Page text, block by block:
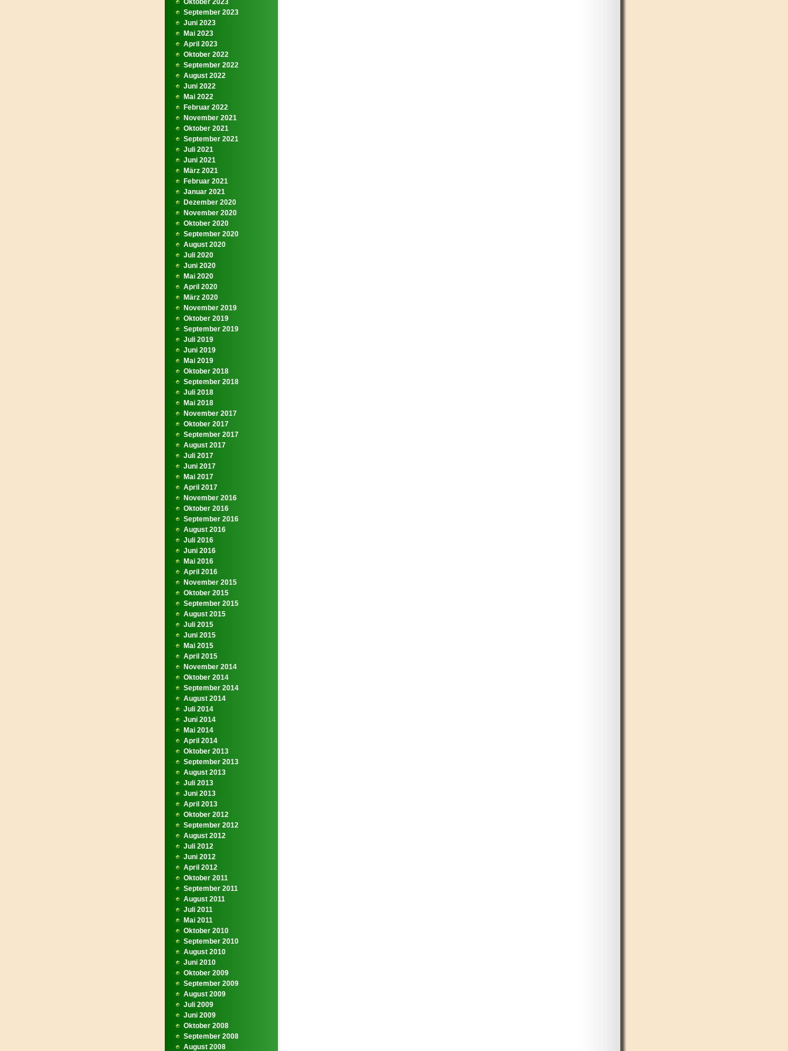
Oktober 2023
September 2023
Juni 2023
Mai 2023
April 2023
Oktober 2022
September 2022
August 2022
Juni 2022
Mai 2022
Februar 2022
November 2021
Oktober 2021
September 2021
Juli 2021
Juni 2021
März 2021
Februar 2021
Januar 2021
Dezember 2020
November 2020
Oktober 2020
September 2020
August 2020
Juli 2020
Juni 2020
Mai 2020
April 2020
März 2020
November 2019
Oktober 2019
September 2019
Juli 2019
Juni 2019
Mai 2019
Oktober 2018
September 2018
Juli 2018
Mai 2018
November 2017
Oktober 2017
September 2017
August 2017
Juli 2017
Juni 2017
Mai 2017
April 2017
November 2016
Oktober 2016
September 2016
August 2016
Juli 2016
Juni 2016
Mai 2016
April 2016
November 2015
Oktober 2015
September 2015
August 2015
Juli 2015
Juni 2015
Mai 2015
April 2015
November 2014
Oktober 2014
September 2014
August 2014
Juli 2014
Juni 2014
Mai 2014
April 2014
Oktober 2013
September 2013
August 2013
Juli 2013
Juni 2013
April 2013
Oktober 2012
September 2012
August 2012
Juli 2012
Juni 2012
April 2012
Oktober 2011
September 2011
August 2011
Juli 2011
Mai 2011
Oktober 2010
September 2010
August 2010
Juni 2010
Oktober 2009
September 2009
August 2009
Juli 2009
Juni 2009
Oktober 2008
September 2008
August 2008